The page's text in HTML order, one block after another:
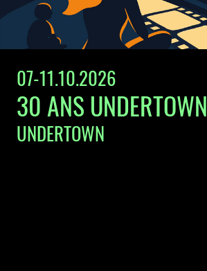
07-11.10.2026
30 ANS UNDERTOWN
UNDERTOWN